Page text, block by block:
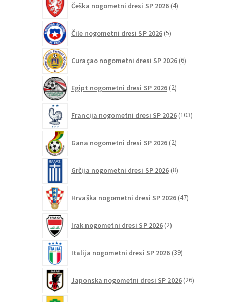
Češka nogometni dresi SP 2026 4izdelki
Čile nogometni dresi SP 2026 5izdelkov
Curaçao nogometni dresi SP 2026 6izdelkov
Egipt nogometni dresi SP 2026 2izdelka
Francija nogometni dresi SP 2026 103izdelki
Gana nogometni dresi SP 2026 2izdelka
Grčija nogometni dresi SP 2026 8izdelkov
Hrvaška nogometni dresi SP 2026 47izdelkov
Irak nogometni dresi SP 2026 2izdelka
Italija nogometni dresi SP 2026 39izdelkov
Japonska nogometni dresi SP 2026 26izdelkov